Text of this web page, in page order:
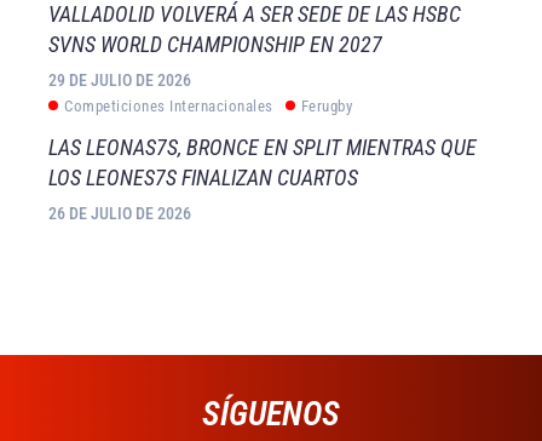
VALLADOLID VOLVERÁ A SER SEDE DE LAS HSBC
SVNS WORLD CHAMPIONSHIP EN 2027
29 DE JULIO DE 2026
Competiciones Internacionales Ferugby
LAS LEONAS7S, BRONCE EN SPLIT MIENTRAS QUE
LOS LEONES7S FINALIZAN CUARTOS
26 DE JULIO DE 2026
SÍGUENOS